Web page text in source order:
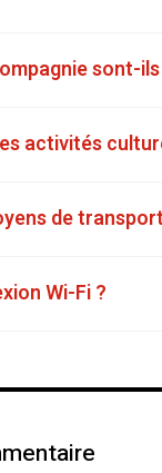
sont-
activités
de
Wi-Fi ?